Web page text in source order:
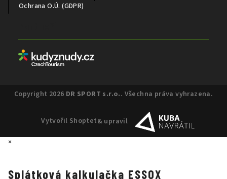
Ochrana O.Ú. (GDPR)
Copyright 2026 DR SPORT s.r.o.. Všechna práva vyhrazena.
Vytvořil Shoptet& upravil
×
Splátková kalkulačka ESSOX